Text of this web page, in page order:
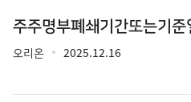
주주명부폐쇄기간또는기준
오리온 2025.12.16